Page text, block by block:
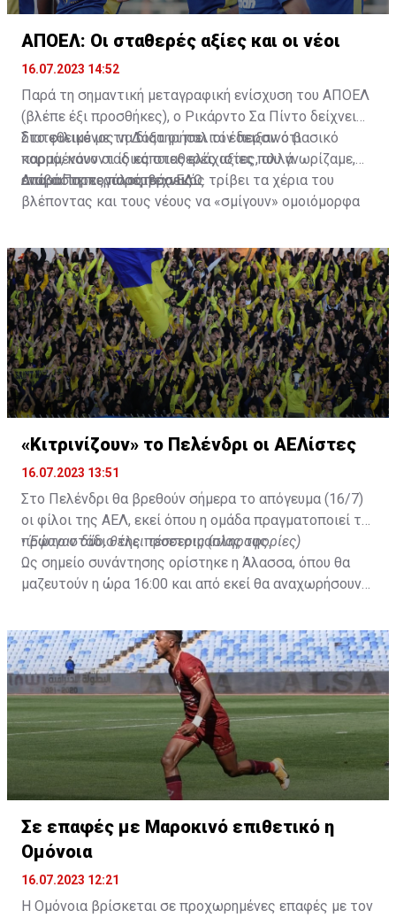
ΑΠΟΕΛ: Οι σταθερές αξίες και οι νέοι
16.07.2023 14:52
Παρά τη σημαντική μεταγραφική ενίσχυση του ΑΠΟΕΛ
(βλέπε έξι προσθήκες), ο Ρικάρντο Σα Πίντο δείχνει
διατεθειμένος να διατηρήσει τον περσινό βασικό
κορμό, κάνοντας κάποιες ελάχιστες, αλλά
απαραίτητες παρεμβάσεις.
Στο φιλικό με τη Δόξα οι παλιοί έδειξαν ότι
παραμένουν οι ίδιες σταθερές αξίες που γνωρίζαμε,
ενώ ο Πορτογάλος τεχνικός τρίβει τα χέρια του
βλέποντας και τους νέους να «σμίγουν» ομοιόμορφα
Διαβάστε περισσότεραΕΔΩ.
«Κιτρινίζουν» το Πελένδρι οι ΑΕΛίστες
16.07.2023 13:51
Στο Πελένδρι θα βρεθούν σήμερα το απόγευμα (16/7)
οι φίλοι της ΑΕΛ, εκεί όπου η ομάδα πραγματοποιεί το
πρώτο στάδιο της προετοιμασίας της.
•Έφυγαν δύο, θέλει τέσσερις (πληροφορίες)
Ως σημείο συνάντησης ορίστηκε η Άλασσα, όπου θα
μαζευτούν η ώρα 16:00 και από εκεί θα αναχωρήσουν
δώοσυν το παρών τους στην απογευματινή προπόνηση
της ομάδας.
Σε επαφές με Μαροκινό επιθετικό η
Ομόνοια
16.07.2023 12:21
Η Ομόνοια βρίσκεται σε προχωρημένες επαφές με τον